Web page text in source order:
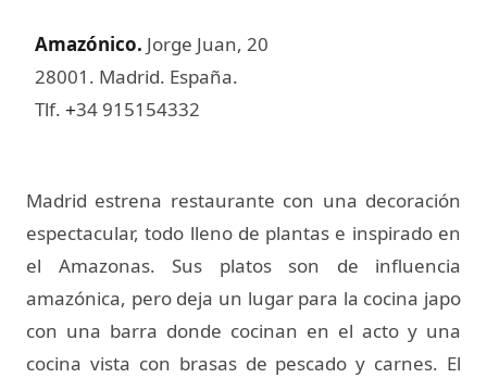
Amazónico. Jorge Juan, 20
28001. Madrid. España.
Tlf. +34 915154332
Madrid estrena restaurante con una decoración
espectacular, todo lleno de plantas e inspirado en
el Amazonas. Sus platos son de influencia
amazónica, pero deja un lugar para la cocina japo
con una barra donde cocinan en el acto y una
cocina vista con brasas de pescado y carnes. El